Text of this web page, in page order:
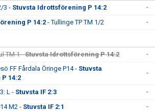
3 - Stuvsta Idrottsförening P 14:2
-
P 14:2- Tullinge TP TM 1/2 -
TM 1 -Stuvsta Idrottsförening P 14:2 -
FF Fårdala Öringe P14 - Stuvsta
14:2
-
L - Stuvsta IF 2:3
-
M2 - Stuvsta IF 2:1
-